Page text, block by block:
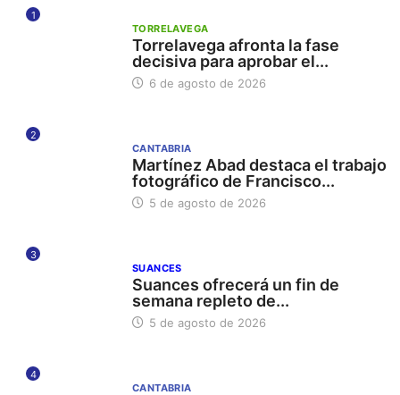
1
TORRELAVEGA
Torrelavega afronta la fase
decisiva para aprobar el...
6 de agosto de 2026
2
CANTABRIA
Martínez Abad destaca el trabajo
fotográfico de Francisco...
5 de agosto de 2026
3
SUANCES
Suances ofrecerá un fin de
semana repleto de...
5 de agosto de 2026
4
CANTABRIA